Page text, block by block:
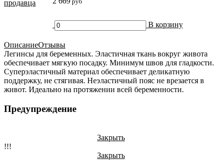
продавца
В корзину
ОписаниеОтзывы
Легинсы для беременных. Эластичная ткань вокруг живота
обеспечивает мягкую посадку. Минимум швов для гладкости.
Суперэластичный материал обеспечивает деликатную
поддержку, не стягивая. Неэластичный пояс не врезается в
живот. Идеально на протяжении всей беременности.
Предупреждение
Закрыть
!!!
Закрыть